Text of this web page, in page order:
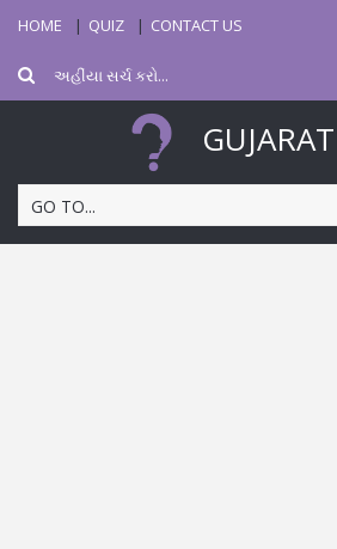
HOME QUIZ CONTACT US
GO TO...